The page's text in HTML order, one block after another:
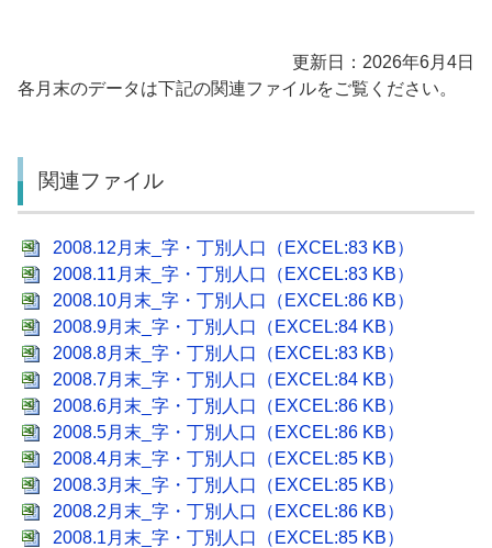
更新日：2026年6月4日
各月末のデータは下記の関連ファイルをご覧ください。
関連ファイル
2008.12月末_字・丁別人口（EXCEL:83 KB）
2008.11月末_字・丁別人口（EXCEL:83 KB）
2008.10月末_字・丁別人口（EXCEL:86 KB）
2008.9月末_字・丁別人口（EXCEL:84 KB）
2008.8月末_字・丁別人口（EXCEL:83 KB）
2008.7月末_字・丁別人口（EXCEL:84 KB）
2008.6月末_字・丁別人口（EXCEL:86 KB）
2008.5月末_字・丁別人口（EXCEL:86 KB）
2008.4月末_字・丁別人口（EXCEL:85 KB）
2008.3月末_字・丁別人口（EXCEL:85 KB）
2008.2月末_字・丁別人口（EXCEL:86 KB）
2008.1月末_字・丁別人口（EXCEL:85 KB）